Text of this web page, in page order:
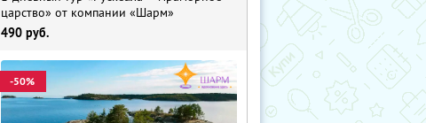
царство» от компании «Шарм»
490 руб.
-50%